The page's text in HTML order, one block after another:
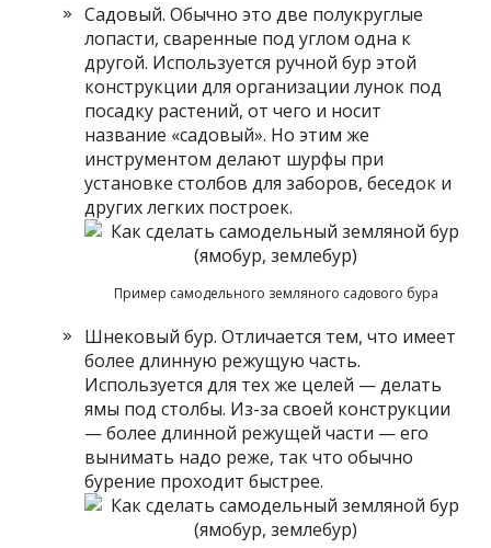
Садовый. Обычно это две полукруглые
лопасти, сваренные под углом одна к
другой. Используется ручной бур этой
конструкции для организации лунок под
посадку растений, от чего и носит
название «садовый». Но этим же
инструментом делают шурфы при
установке столбов для заборов, беседок и
других легких построек.
Пример самодельного земляного садового бура
Шнековый бур. Отличается тем, что имеет
более длинную режущую часть.
Используется для тех же целей — делать
ямы под столбы. Из-за своей конструкции
— более длинной режущей части — его
вынимать надо реже, так что обычно
бурение проходит быстрее.